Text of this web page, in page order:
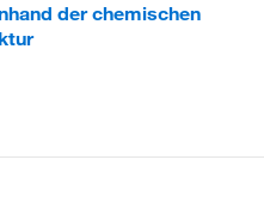
der chemischen